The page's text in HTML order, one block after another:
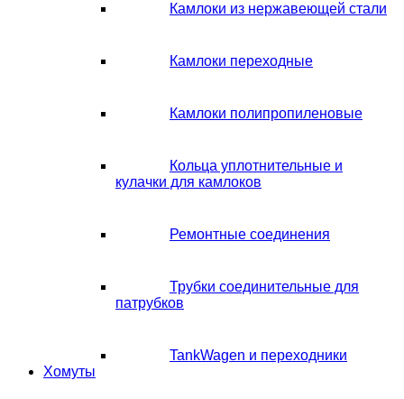
Камлоки из нержавеющей стали
Камлоки переходные
Камлоки полипропиленовые
Кольца уплотнительные и
кулачки для камлоков
Ремонтные соединения
Трубки соединительные для
патрубков
TankWagen и переходники
Хомуты